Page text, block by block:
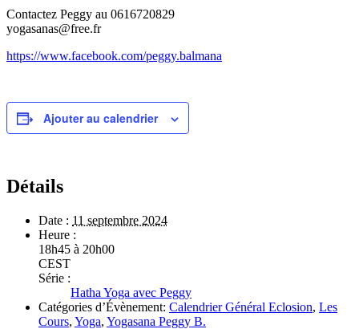
Contactez Peggy au 0616720829
yogasanas@free.fr
https://www.facebook.com/peggy.balmana
Ajouter au calendrier
Détails
Date : 11 septembre 2024
Heure :
18h45 à 20h00
CEST
Série :
Hatha Yoga avec Peggy
Catégories d’Évènement: Calendrier Général Eclosion, Les
Cours, Yoga, Yogasana Peggy B.